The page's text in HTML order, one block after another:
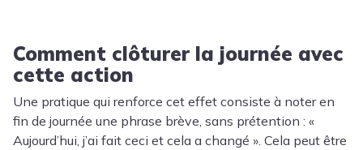
Comment clôturer la journée avec
cette action
Une pratique qui renforce cet effet consiste à noter en
fin de journée une phrase brève, sans prétention : «
Aujourd’hui, j’ai fait ceci et cela a changé ». Cela peut être